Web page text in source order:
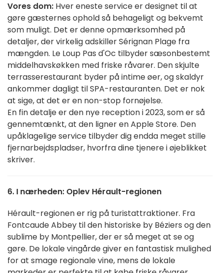
Vores dom: Hver eneste service er designet til at
gøre gæsternes ophold så behageligt og bekvemt
som muligt. Det er denne opmærksomhed på
detaljer, der virkelig adskiller Sérignan Plage fra
mængden. Le Loup Pas d'Oc tilbyder sæsonbestemt
middelhavskøkken med friske råvarer. Den skjulte
terrasserestaurant byder på intime øer, og skaldyr
ankommer dagligt til SPA-restauranten. Det er nok
at sige, at det er en non-stop fornøjelse.
En fin detalje er den nye reception i 2023, som er så
gennemtænkt, at den ligner en Apple Store. Den
upåklagelige service tilbyder dig endda meget stille
fjernarbejdspladser, hvorfra dine tjenere i øjeblikket
skriver.
6. I nærheden: Oplev Hérault-regionen
Hérault-regionen er rig på turistattraktioner. Fra
Fontcaude Abbey til den historiske by Béziers og den
sublime by Montpellier, der er så meget at se og
gøre. De lokale vingårde giver en fantastisk mulighed
for at smage regionale vine, mens de lokale